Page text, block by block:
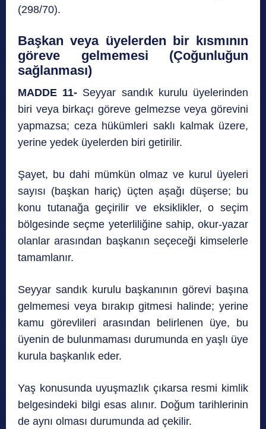
(298/70).
Başkan veya üyelerden bir kısmının
göreve gelmemesi (Çoğunluğun
sağlanması)
MADDE 11- Seyyar sandık kurulu üyelerinden
biri veya birkaçı göreve gelmezse veya görevini
yapmazsa; ceza hükümleri saklı kalmak üzere,
yerine yedek üyelerden biri getirilir.
Şayet, bu dahi mümkün olmaz ve kurul üyeleri
sayısı (başkan hariç) üçten aşağı düşerse; bu
konu tutanağa geçirilir ve eksiklikler, o seçim
bölgesinde seçme yeterliliğine sahip, okur-yazar
olanlar arasından başkanın seçeceği kimselerle
tamamlanır.
Seyyar sandık kurulu başkanının görevi başına
gelmemesi veya bırakıp gitmesi halinde; yerine
kamu görevlileri arasından belirlenen üye, bu
üyenin de bulunmaması durumunda en yaşlı üye
kurula başkanlık eder.
Yaş konusunda uyuşmazlık çıkarsa resmi kimlik
belgesindeki bilgi esas alınır. Doğum tarihlerinin
de aynı olması durumunda ad çekilir.